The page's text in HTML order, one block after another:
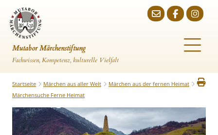
Mutabor Märchenstiftung
Fachwissen, Kompetenz, kulturelle Vielfalt
Startseite Märchen aus aller Welt
Märchen aus der fernen Heimat
Märchensuche Ferne Heimat